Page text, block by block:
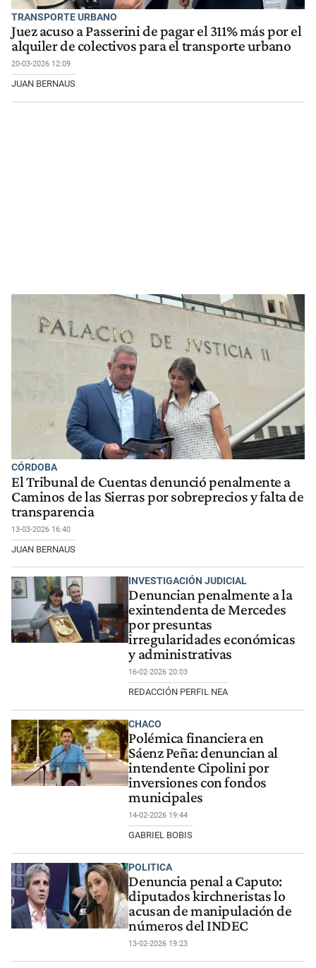
TRANSPORTE URBANO
Juez acuso a Passerini de pagar el 311% más por el
alquiler de colectivos para el transporte urbano
20-03-2026 12:09
JUAN BERNAUS
CÓRDOBA
El Tribunal de Cuentas denunció penalmente a
Caminos de las Sierras por sobreprecios y falta de
transparencia
13-03-2026 16:40
JUAN BERNAUS
INVESTIGACIÓN JUDICIAL
Denuncian penalmente a la
exintendenta de Mercedes
por presuntas
irregularidades económicas
y administrativas
16-02-2026 20:03
REDACCIÓN PERFIL NEA
CHACO
Polémica financiera en
Sáenz Peña: denuncian al
intendente Cipolini por
inversiones con fondos
municipales
14-02-2026 19:44
GABRIEL BOBIS
POLITICA
Denuncia penal a Caputo:
diputados kirchneristas lo
acusan de manipulación de
números del INDEC
13-02-2026 19:23